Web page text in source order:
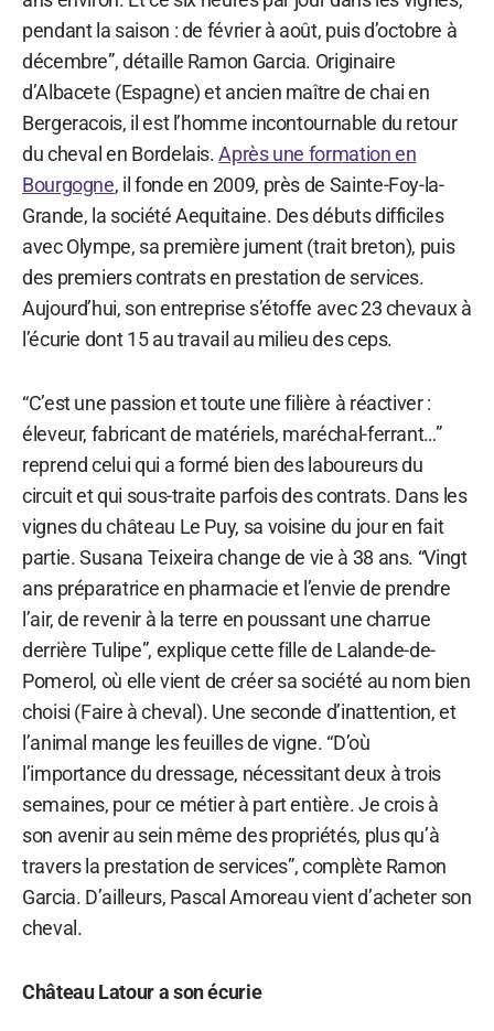
pendant la saison : de février à août, puis d’octobre à
décembre”, détaille Ramon Garcia. Originaire
d’Albacete (Espagne) et ancien maître de chai en
Bergeracois, il est l’homme incontournable du retour
du cheval en Bordelais.Après une formation en
Bourgogne, il fonde en 2009, près de Sainte-Foy-la-
Grande, la société Aequitaine. Des débuts difficiles
avec Olympe, sa première jument (trait breton), puis
des premiers contrats en prestation de services.
Aujourd’hui, son entreprise s’étoffe avec 23 chevaux à
l’écurie dont 15 au travail au milieu des ceps.
“C’est une passion et toute une filière à réactiver :
éleveur, fabricant de matériels, maréchal-ferrant…”
reprend celui qui a formé bien des laboureurs du
circuit et qui sous-traite parfois des contrats. Dans les
vignes du château Le Puy, sa voisine du jour en fait
partie. Susana Teixeira change de vie à 38 ans. “Vingt
ans préparatrice en pharmacie et l’envie de prendre
l’air, de revenir à la terre en poussant une charrue
derrière Tulipe”, explique cette fille de Lalande-de-
Pomerol, où elle vient de créer sa société au nom bien
choisi (Faire à cheval). Une seconde d’inattention, et
l’animal mange les feuilles de vigne. “D’où
l’importance du dressage, nécessitant deux à trois
semaines, pour ce métier à part entière. Je crois à
son avenir au sein même des propriétés, plus qu’à
travers la prestation de services”, complète Ramon
Garcia. D’ailleurs, Pascal Amoreau vient d’acheter son
cheval.
Château Latour a son écurie